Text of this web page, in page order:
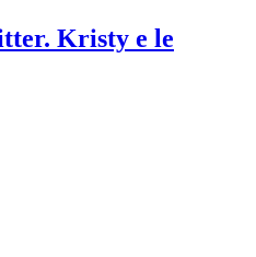
Kristy e le